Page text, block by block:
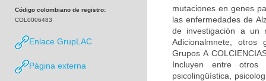
Código colombiano de registro:
COL0006483
Enlace GrupLAC
Página externa
mutaciones en genes
las enfermedades de
de investigación a un
Adicionalmnete, otros
Grupos A
Incluyen entre otros
psicolingüística,